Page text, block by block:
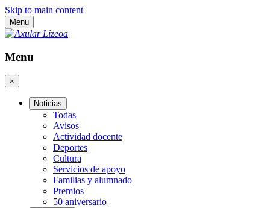
Skip to main content
Menu
Menu
×
Noticias
Todas
Avisos
Actividad docente
Deportes
Cultura
Servicios de apoyo
Familias y alumnado
Premios
50 aniversario